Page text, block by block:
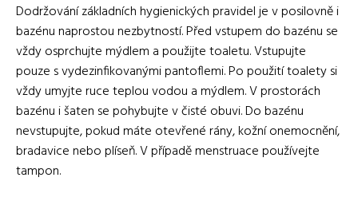
Dodržování základních hygienických pravidel je v posilovně i
bazénu naprostou nezbytností. Před vstupem do bazénu se
vždy osprchujte mýdlem a použijte toaletu. Vstupujte
pouze s vydezinfikovanými pantoflemi. Po použití toalety si
vždy umyjte ruce teplou vodou a mýdlem. V prostorách
bazénu i šaten se pohybujte v čisté obuvi. Do bazénu
nevstupujte, pokud máte otevřené rány, kožní onemocnění,
bradavice nebo plíseň. V případě menstruace používejte
tampon.